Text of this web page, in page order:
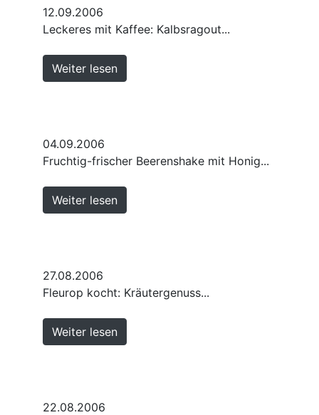
12.09.2006
Leckeres mit Kaffee: Kalbsragout...
Weiter lesen
04.09.2006
Fruchtig-frischer Beerenshake mit Honig...
Weiter lesen
27.08.2006
Fleurop kocht: Kräutergenuss...
Weiter lesen
22.08.2006